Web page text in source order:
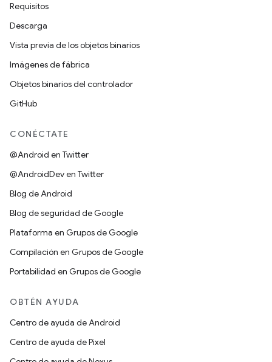
Requisitos
Descarga
Vista previa de los objetos binarios
Imágenes de fábrica
Objetos binarios del controlador
GitHub
CONÉCTATE
@Android en Twitter
@AndroidDev en Twitter
Blog de Android
Blog de seguridad de Google
Plataforma en Grupos de Google
Compilación en Grupos de Google
Portabilidad en Grupos de Google
OBTÉN AYUDA
Centro de ayuda de Android
Centro de ayuda de Pixel